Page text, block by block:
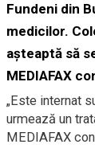
Fundeni din
medicilor.
aşteaptă să
MEDIAFAX
„Este internat
urmează un
MEDIAFAX